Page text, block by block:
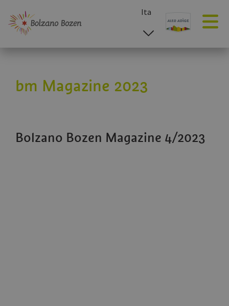
Ita
esp
deu
bm Magazine 2023
Bolzano Bozen Magazine 4/2023